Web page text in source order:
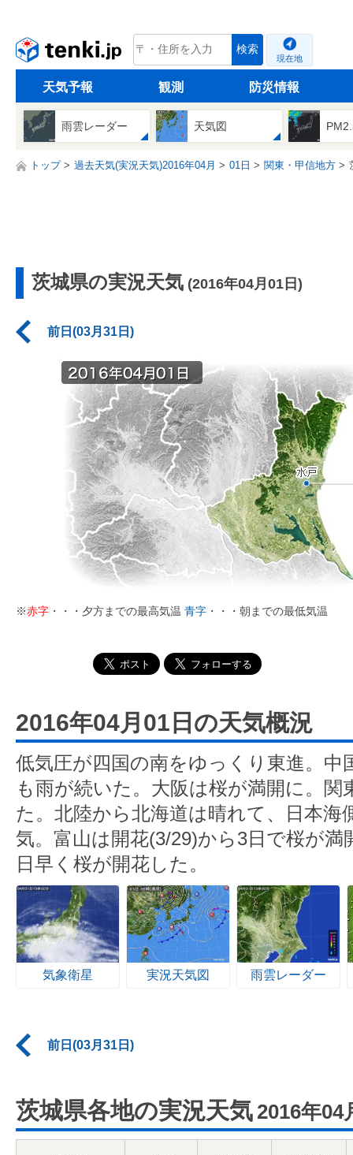
tenki.jp 検索
現在地
天気予報 観測 防災情報
雨雲レーダー 天気図
トップ 過去天気(実況天気)2016年04月 01日 関東・甲信地方
茨城県の実況天気 (2016年04月01日)
前日(03月31日)
※赤字 ・・・夕方までの最高気温 青字 ・・・朝までの最低気温
2016年04月01日の天気概況
低気圧が四国の南をゆっくり東進。中
も雨が続いた。大阪は桜が満開に。関
た。北陸から北海道は晴れて、日本海
気。富山は開花(3/29)から3日で桜が満
日早く桜が開花した。
気象衛星 実況天気図 雨雲レーダー
前日(03月31日)
茨城県各地の実況天気 2016年04